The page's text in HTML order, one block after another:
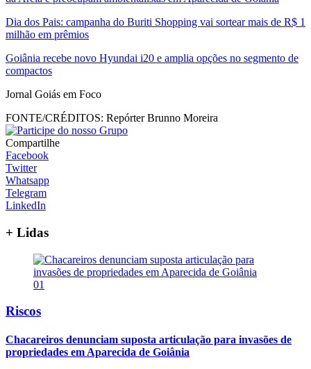
Dia dos Pais: campanha do Buriti Shopping vai sortear mais de R$ 1
milhão em prêmios
Goiânia recebe novo Hyundai i20 e amplia opções no segmento de
compactos
Jornal Goiás em Foco
FONTE/CRÉDITOS: Repórter Brunno Moreira
Compartilhe
Facebook
Twitter
Whatsapp
Telegram
LinkedIn
+ Lidas
01
Riscos
Chacareiros denunciam suposta articulação para invasões de
propriedades em Aparecida de Goiânia